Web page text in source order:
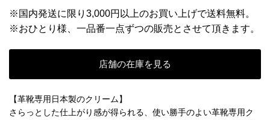
※国内発送に限り3,000円以上のお買い上げで送料無料。
※おひとり様、一品番一点ずつの販売とさせて頂きます。
店舗の在庫を見る
【革靴専用日本製のクリーム】
さらっとした仕上がり感が得られる、使い勝手のよい革靴専用ク